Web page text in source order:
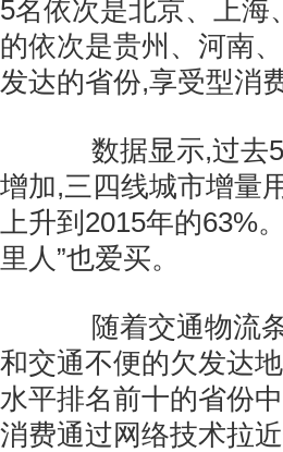
5名依次是北京、上
的依次是贵州、河南
发达的省份,享受型消
数据显示,过去5
增加,三四线城市增量
上升到2015年的63%
里人”也爱买。
随着交通物流条
和交通不便的欠发达
水平排名前十的省份
消费通过网络技术拉